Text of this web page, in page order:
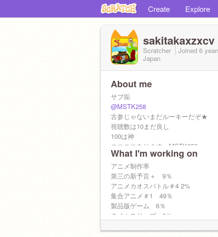
Create Explore
sakitakaxzxcv
Scratcher Joined 6
Japan
About me
サブ垢
@MSTK258
古参じゃないまだルーキーだぞ★
視聴数は10まだ良し
100は神
ニコニコあります。MSTK258
ボカロは超々好きです！
企画系じゃんじゃんどう
ぞ！！！！！！！！！！！！！！！
ーフォローして欲しいです[?]ー
ども。
宣伝 ok
F4F ok
What I'm working on
アニメ制作率
第三の新予言＋ 9％
アニメカオスバトル＃4 2%
集合アニメ＃1 49％
製品版ゲーム 6％
タイムスリップ 0％